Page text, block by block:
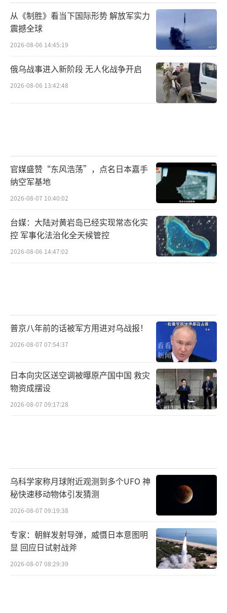
从《制胜》看当下国际形势 解放军实力
震撼全球
2026-08-06 14:45:19
俄乌战事进入新阶段 无人化战争开启
2026-08-06 13:42:48
官媒盛赞“东风浩荡”，点名日本嘉手
纳空军基地
2026-08-07 10:40:02
台媒：大陆对黄岩岛已经实现常态化实
控 军事化法治化全天候管控
2026-08-06 14:47:02
普京八年前的话被军方用进对乌战报！
2026-08-07 07:54:37
日本向灾区送空调被曝原产国中国 救灾
物资成摆设
2026-08-07 09:17:28
乌科学家称月球附近观测到多个UFO 神
秘快速移动物体引发猜测
2026-08-07 09:19:38
专家：朝鲜发射导弹，威慑日本意图明
显 回应日试射战斧
2026-08-07 08:29:39